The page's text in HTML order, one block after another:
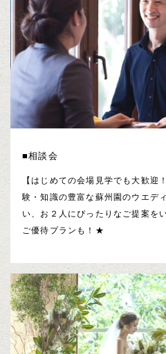
■相談会
【はじめての会場見学でも大歓迎
験・知識の豊富な蘇州園のウエデ
い、お２人にぴったりなご提案
ご優待プランも！★